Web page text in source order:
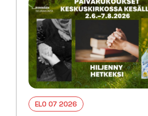
ELO 07 2026